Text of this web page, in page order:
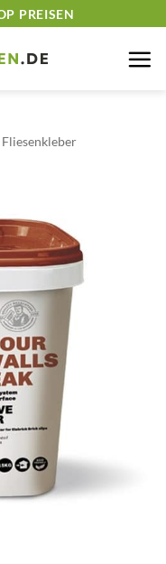
PREISEN
Fliesenkleber